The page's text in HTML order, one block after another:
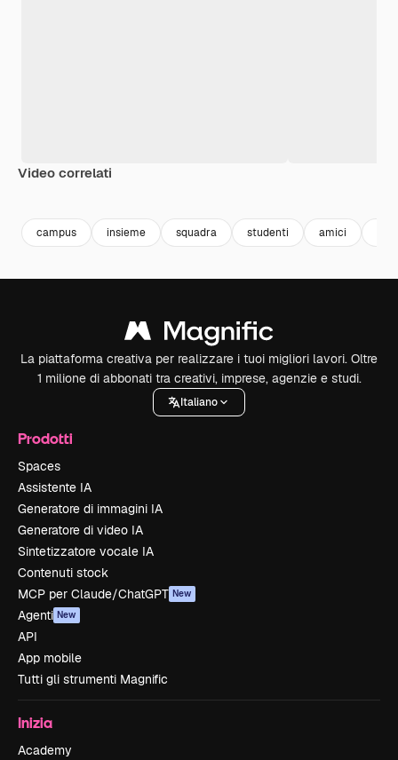
Video correlati
campus insieme squadra studenti amici
La piattaforma creativa per realizzare i tuoi migliori lavori. Oltre
1 milione di abbonati tra creativi, imprese, agenzie e studi.
Italiano
Prodotti
Spaces
Assistente IA
Generatore di immagini IA
Generatore di video IA
Sintetizzatore vocale IA
Contenuti stock
MCP per Claude/ChatGPT New
Agenti New
API
App mobile
Tutti gli strumenti Magnific
Inizia
Academy